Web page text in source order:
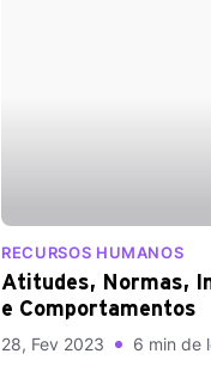
RECURSOS HUMANOS
Atitudes, Normas,
e Comportamentos
28, Fev 2023 6 min de